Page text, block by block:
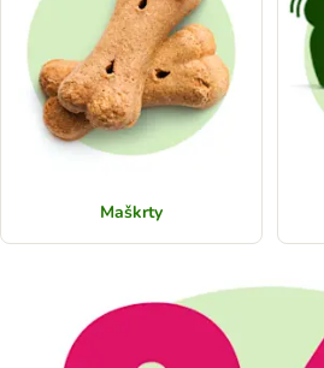
Maškrty